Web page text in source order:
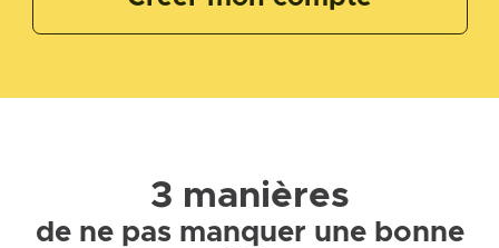
3 manières
de ne pas manquer une bonne